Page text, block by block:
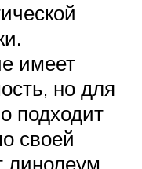
имеет
но для
подходит
своей
линолеум